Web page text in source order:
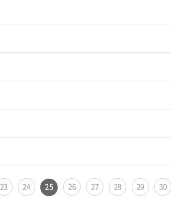
23 24 25 26 27 28 29 30